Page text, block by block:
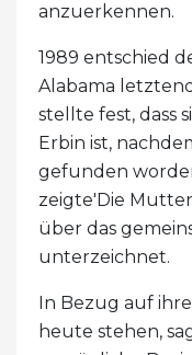
anzuerkennen.
1989 entschied
Alabama
stellte fest, dass
Erbin ist,
gefunden
zeigte'Die
über das
unterzeichnet.
In Bezug auf
heute stehen,